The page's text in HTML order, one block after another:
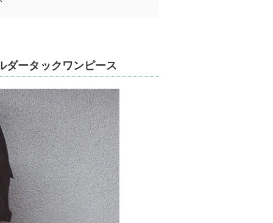
ダータックワンピース